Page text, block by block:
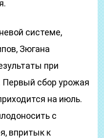
системе,
Зюгана
при
сбор урожая
на июль.
с
впритык к